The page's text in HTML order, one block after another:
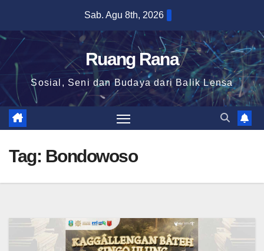
content
Sab. Agu 8th, 2026
Ruang Rana
Sosial, Seni dan Budaya dari Balik Lensa
Tag: Bondowoso